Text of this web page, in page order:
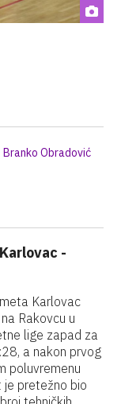
Branko Obradović
-
Karlovac
Rakovcu u
lige zapad za
a nakon prvog
poluvremenu
je pretežno bio